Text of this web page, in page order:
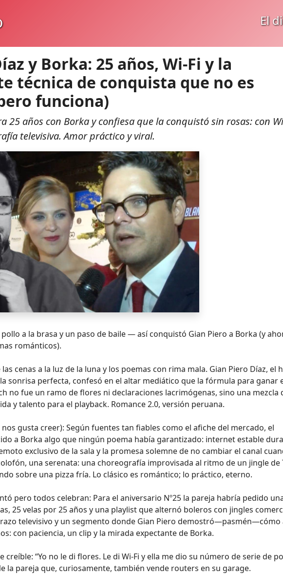
El
y Borka: 25 años, Wi‑Fi y la
técnica de conquista que no es
funciona)
25 años con Borka y confiesa que la conquistó sin rosas: con
televisiva. Amor práctico y viral.
a la brasa y un paso de baile — así conquistó Gian Piero a Borka (y
románticos).
cenas a la luz de la luna y los poemas con rima mala. Gian Piero Díaz, el
sonrisa perfecta, confesó en el altar mediático que la fórmula para ganar
no fue un ramo de flores ni declaraciones lacrimógenas, sino una mezcla
y talento para el playback. Romance 2.0, versión peruana.
gusta creer): Según fuentes tan fiables como el afiche del mercado, el
a Borka algo que ningún poema había garantizado: internet estable
exclusivo de la sala y la promesa solemne de no cambiar el canal
una serenata: una choreografía improvisada al ritmo de un jingle de
sobre una pizza fría. Lo clásico es romántico; lo práctico, eterno.
pero todos celebran: Para el aniversario Nº25 la pareja habría pedido
25 velas por 25 años y una playlist que alternó boleros con jingles
televisivo y un segmento donde Gian Piero
con paciencia, un clip y la mirada expectante de Borka.
creíble: “Yo no le di flores. Le di Wi‑Fi y ella me dio su número de serie de
la pareja que, curiosamente, también vende routers en su garage.